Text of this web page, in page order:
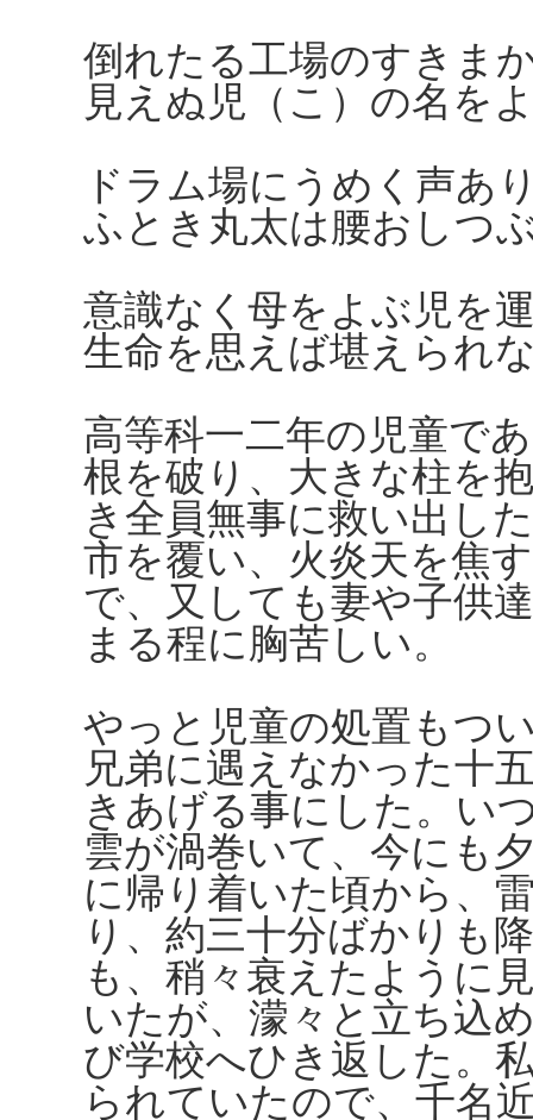
倒れたる工場のすきま
見えぬ児（こ）の名を
ドラム場にうめく声あ
ふとき丸太は腰おしつ
意識なく母をよぶ児を
生命を思えば堪えられ
高等科一二年の児童で
根を破り、大きな柱を
き全員無事に救い出し
市を覆い、火炎天を焦
で、又しても妻や子供
まる程に胸苦しい。
やっと児童の処置もつ
兄弟に遇えなかった十
きあげる事にした。い
雲が渦巻いて、今にも
に帰り着いた頃から、
り、約三十分ばかりも
も、稍々衰えたように
いたが、濛々と立ち込
び学校へひき返した。
られていたので、千名